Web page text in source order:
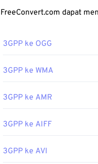
3GPP ke OGG
3GPP ke WMA
3GPP ke AMR
3GPP ke AIFF
3GPP ke AVI